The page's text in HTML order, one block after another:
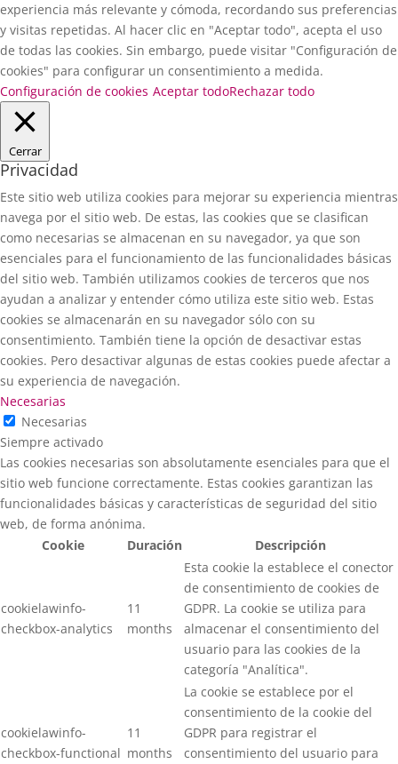
experiencia más relevante y cómoda, recordando sus preferencias
y visitas repetidas. Al hacer clic en "Aceptar todo", acepta el uso
de todas las cookies. Sin embargo, puede visitar "Configuración de
cookies" para configurar un consentimiento a medida.
Configuración de cookies Aceptar todoRechazar todo
Cerrar
Privacidad
Este sitio web utiliza cookies para mejorar su experiencia mientras
navega por el sitio web. De estas, las cookies que se clasifican
como necesarias se almacenan en su navegador, ya que son
esenciales para el funcionamiento de las funcionalidades básicas
del sitio web. También utilizamos cookies de terceros que nos
ayudan a analizar y entender cómo utiliza este sitio web. Estas
cookies se almacenarán en su navegador sólo con su
consentimiento. También tiene la opción de desactivar estas
cookies. Pero desactivar algunas de estas cookies puede afectar a
su experiencia de navegación.
Necesarias
Necesarias
Siempre activado
Las cookies necesarias son absolutamente esenciales para que el
sitio web funcione correctamente. Estas cookies garantizan las
funcionalidades básicas y características de seguridad del sitio
web, de forma anónima.
Cookie
Duración Descripción
cookielawinfo-
checkbox-analytics
11
months
Esta cookie la establece el conector
de consentimiento de cookies de
GDPR. La cookie se utiliza para
almacenar el consentimiento del
usuario para las cookies de la
categoría "Analítica".
cookielawinfo-
checkbox-functional
11
months
La cookie se establece por el
consentimiento de la cookie del
GDPR para registrar el
consentimiento del usuario para